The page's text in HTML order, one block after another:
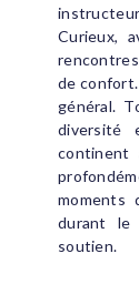
Curieux,
de
général.
diversité
continent
moments
durant le
soutien.